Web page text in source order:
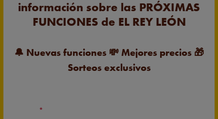
información sobre las PRÓXIMAS
FUNCIONES de EL REY LEÓN
🔔 Nuevas funciones 💸 Mejores precios 🎁
Sorteos exclusivos
*